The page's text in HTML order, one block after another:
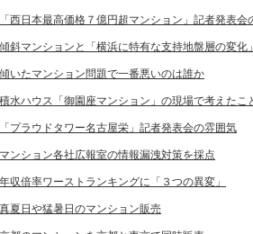
西日本最高価格７億円超マンション」記者発表会
斜マンションと「横浜に特有な支持地盤層の変化
いたマンション問題で一番悪いのは誰か
水ハウス「御園座マンション」の現場で考えたこ
プラウドタワー名古屋栄」記者発表会の雰囲気
ンション各社広報室の情報漏洩対策を採点
収倍率ワーストランキングに「３つの異変」
夏日や猛暑日のマンション販売